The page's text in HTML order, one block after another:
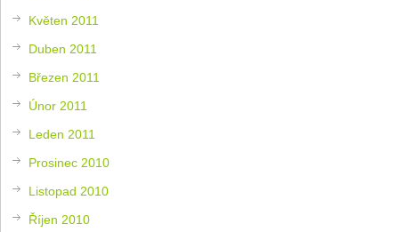
Květen 2011
Duben 2011
Březen 2011
Únor 2011
Leden 2011
Prosinec 2010
Listopad 2010
Říjen 2010